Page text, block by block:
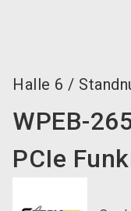
Halle 6 /
WPEB-
PCIe